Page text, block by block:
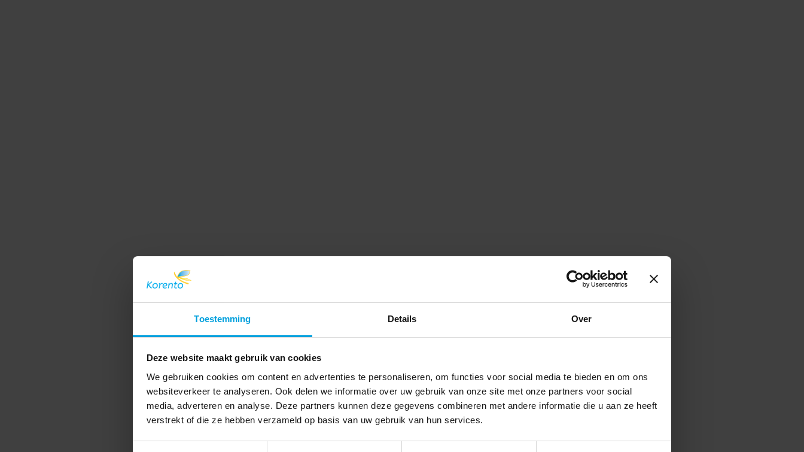
Toestemming Details Over
Deze website maakt gebruik van cookies
We gebruiken cookies om content en advertenties te personaliseren, om functies voor social media te bieden en om ons
websiteverkeer te analyseren. Ook delen we informatie over uw gebruik van onze site met onze partners voor social
media, adverteren en analyse. Deze partners kunnen deze gegevens combineren met andere informatie die u aan ze heeft
verstrekt of die ze hebben verzameld op basis van uw gebruik van hun services.